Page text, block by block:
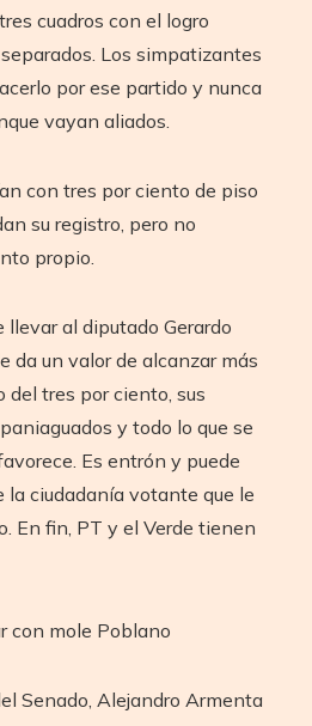
cuadros con el logro
Los simpatizantes
por ese partido y nunca
vayan aliados.
con tres por ciento de piso
su registro, pero no
propio.
llevar al diputado Gerardo
da un valor de alcanzar más
del tres por ciento, sus
y todo lo que se
Es entrón y puede
la ciudadanía votante que le
En fin, PT y el Verde tienen
con mole Poblano
Senado, Alejandro Armenta